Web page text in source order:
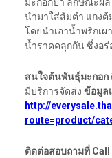
นำมาใส่ส้มตำ แกงต้
โดยนำเอาน้ำพริกเ
น้ำราดคลุกกัน ซึ่งอ
สนใจต้นพันธุ์มะกอก
มีบริการจัดส่ง ข้อมูล
http://
route=product/
ติดต่อสอบถามที่ Call